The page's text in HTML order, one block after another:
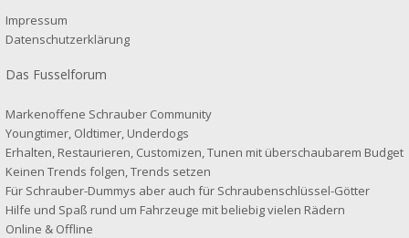
Impressum
Datenschutzerklärung
Das Fusselforum
Markenoffene Schrauber Community
Youngtimer, Oldtimer, Underdogs
Erhalten, Restaurieren, Customizen, Tunen mit überschaubarem Budget
Keinen Trends folgen, Trends setzen
Für Schrauber-Dummys aber auch für Schraubenschlüssel-Götter
Hilfe und Spaß rund um Fahrzeuge mit beliebig vielen Rädern
Online & Offline